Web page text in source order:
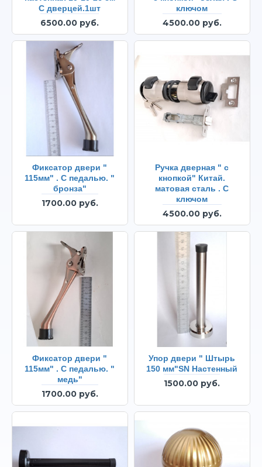
С дверцей.1шт
6500.00 руб.
ключом
4500.00 руб.
Фиксатор двери "
115мм" . С педалью. "
бронза"
1700.00 руб.
Ручка дверная " с
кнопкой" Китай.
матовая сталь . С
ключом
4500.00 руб.
Фиксатор двери "
115мм" . С педалью. "
медь"
1700.00 руб.
Упор двери " Штырь
150 мм"SN Настенный
1500.00 руб.